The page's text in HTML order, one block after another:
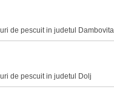
de pescuit in judetul Dambovita
de pescuit in judetul Dolj